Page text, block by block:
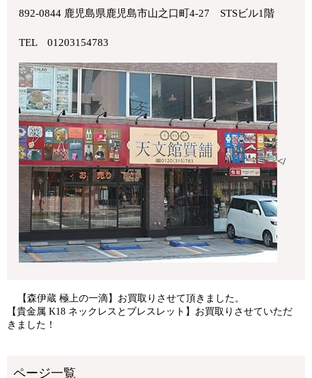
892-0844 鹿児島県鹿児島市山之口町4-27 STSビル1階
TEL 01203154783
</
【森伊蔵 極上の一滴】お買取りさせて頂きました。
【貴金属 K18 ネックレスとブレスレット】お買取りさせていただ
きました！